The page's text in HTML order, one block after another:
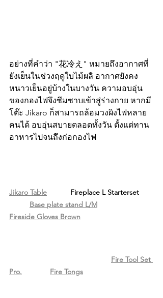
อย่างที่คำว่า "花冷え" หมายถึงอากาศที่
ยังเย็นในช่วงฤดูใบไม้ผลิ อากาศยังคง
หนาวเย็นอยู่บ้างในบางวัน ความอบอุ่น
ของกองไฟจึงซึมซาบเข้าสู่ร่างกาย หากมี
โต๊ะ Jikaro ก็สามารถล้อมวงผิงไฟหลาย
คนได้ อบอุ่นสบายตลอดทั้งวัน ตั้งแต่ทาน
อาหารไปจนถึงก่อกองไฟ
Jikaro Table
Fireplace L Starterset
Base plate stand L/M
Fireside Gloves Brown
Fire Tool Set
Pro.
Fire Tongs